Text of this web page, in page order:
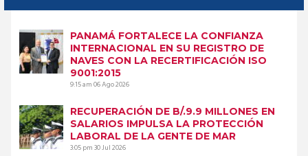
PANAMÁ FORTALECE LA CONFIANZA
INTERNACIONAL EN SU REGISTRO DE
NAVES CON LA RECERTIFICACIÓN ISO
9001:2015
9:15 am06 Ago 2026
RECUPERACIÓN DE B/.9.9 MILLONES EN
SALARIOS IMPULSA LA PROTECCIÓN
LABORAL DE LA GENTE DE MAR
3:05 pm30 Jul 2026